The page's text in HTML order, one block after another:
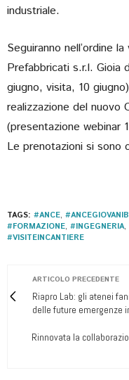
industriale.
Seguiranno nell’ordine
Prefabbricati s.r.l. Gioia
giugno, visita, 10
realizzazione del nuovo
(presentazione webinar
Le prenotazioni si sono
TAGS: #ANCE,
#FORMAZIONE, #INGEGNERIA,
#VISITEINCANTIERE
ARTICOLO PRECEDENTE
Riapro Lab: gli atenei
delle future emergenze
Rinnovata la